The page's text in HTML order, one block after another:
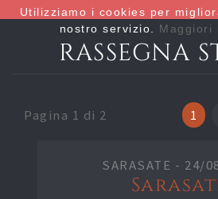
RASSEGNA
Pagina 1 di 2 1
SARASATE - 24/
Utilizziamo i cookies per
nostro servizio. Maggiori